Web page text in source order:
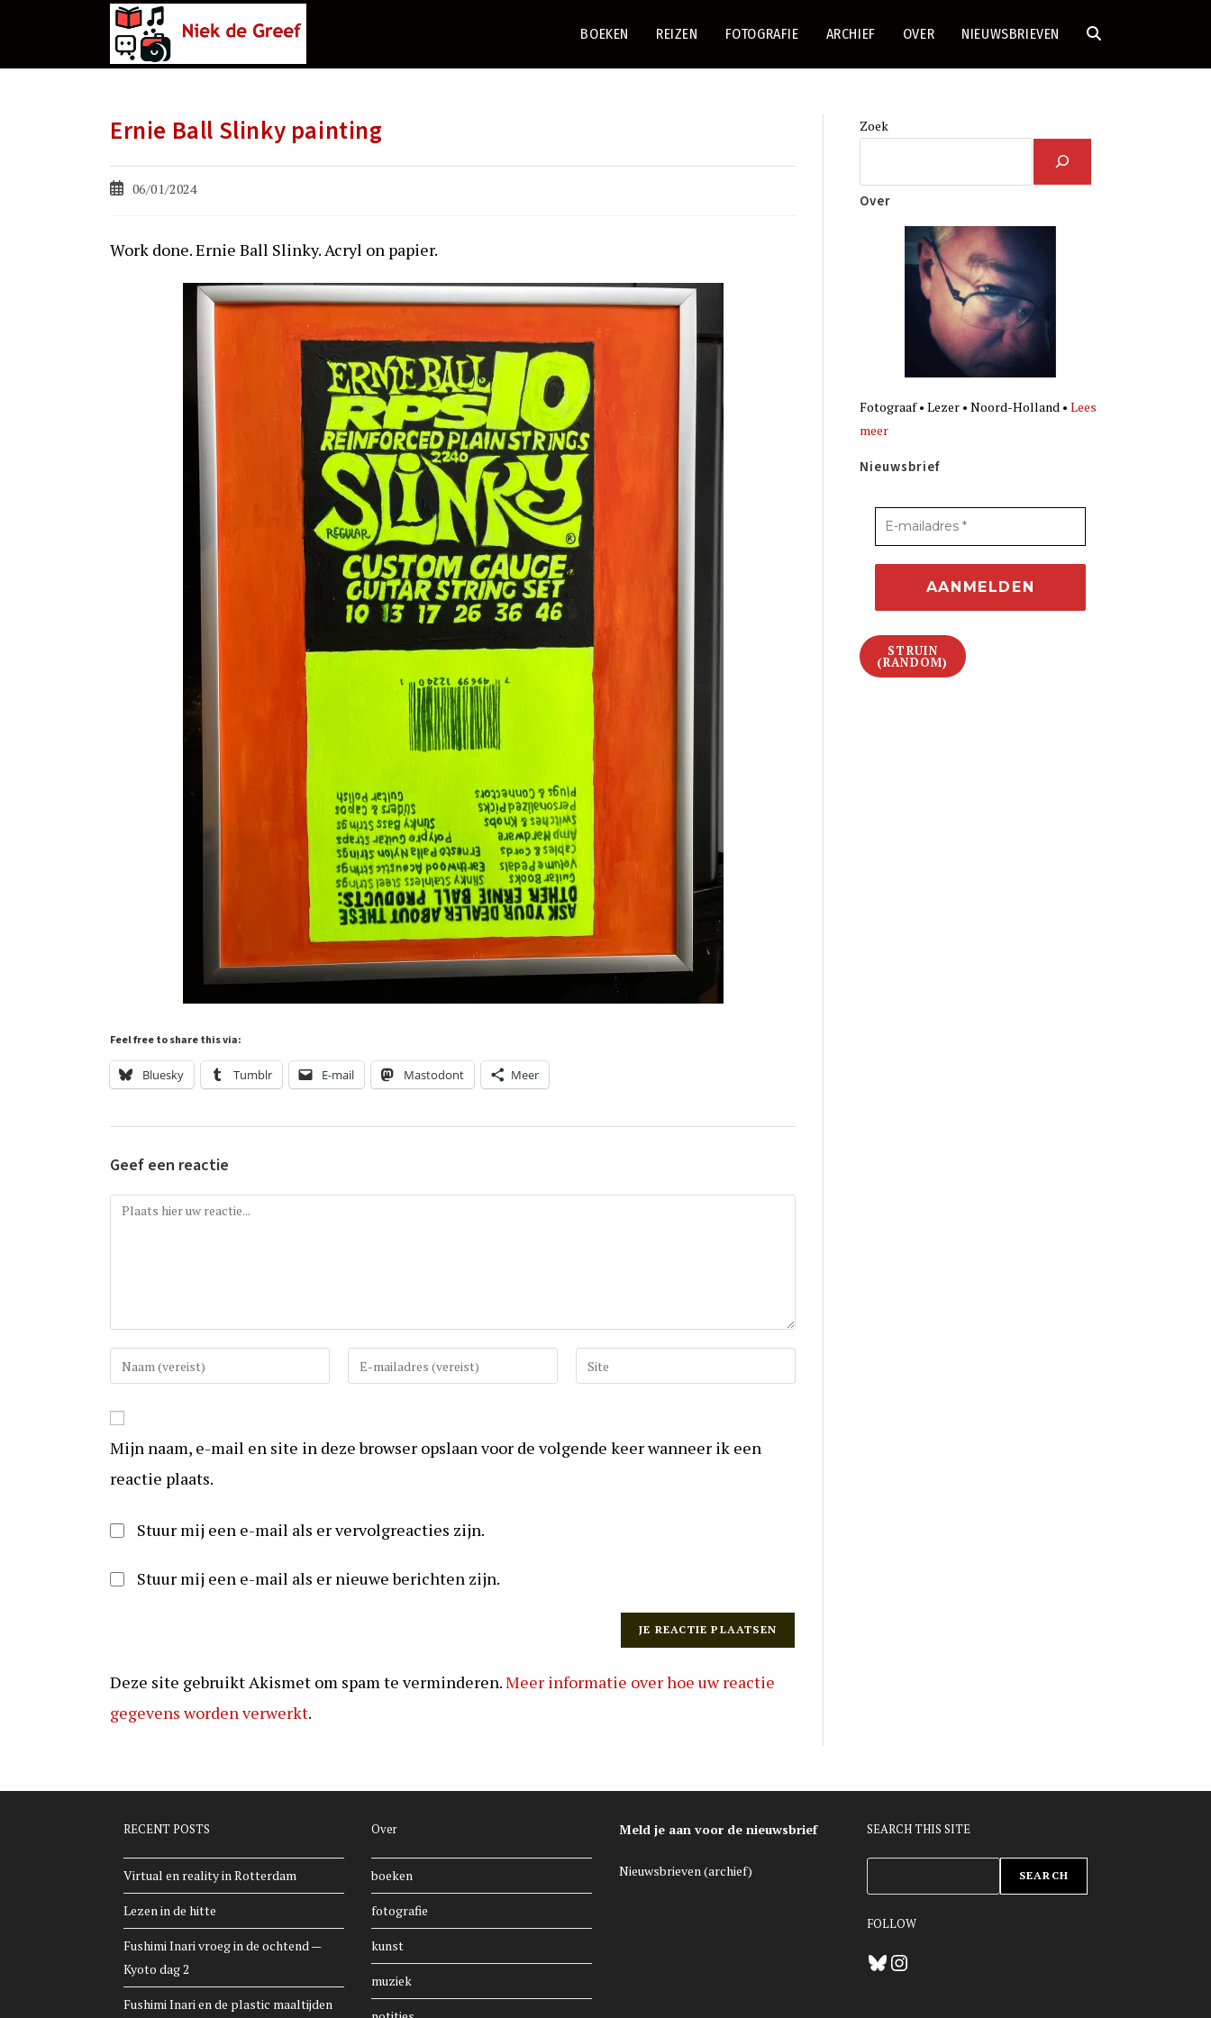
BOEKEN REIZEN FOTOGRAFIE ARCHIEF OVER NIEUWSBRIEVEN TOGGLE
Ernie Ball Slinky painting
Bericht06/01/2024
Work done. Ernie Ball Slinky. Acryl on papier.
Feel free to share this via:
Bluesky Tumblr E-mail Mastodont Meer
Geef een reactie
Reactie
Vul
uw
in
om
te
Vul
uw
in
kunnen
reageren
Vul
uw
in
Mijn naam, e-mail en site in deze browser opslaan voor de volgende keer wanneer ik een
reactie plaats.
Stuur mij een e-mail als er vervolgreacties zijn.
Stuur mij een e-mail als er nieuwe berichten zijn.
Deze site gebruikt Akismet om spam te verminderen.Meer informatie over hoe uw reactie
gegevens worden verwerkt.
Zoek
Over
Fotograaf • Lezer • Noord-Holland • Lees
meer
Nieuwsbrief
STRUIN
(RANDOM)
RECENT POSTS
Virtual en reality in Rotterdam
Lezen in de hitte
Fushimi Inari vroeg in de ochtend —
Kyoto dag 2
Fushimi Inari en de plastic maaltijden
Over
boeken
fotografie
kunst
muziek
Meld je aan voor de nieuwsbrief
Nieuwsbrieven (archief)
SEARCH THIS SITE
SEARCH
FOLLOW
BlueskyInstagram